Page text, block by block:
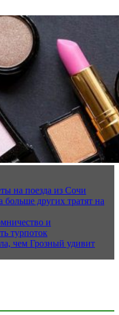
на поезда из Сочи
других тратят на
и
турпоток
чем Грозный удивит